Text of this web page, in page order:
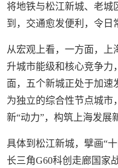
将地铁与松江新城、老城
到，交通愈发便利，令日
从宏观上看，一方面，上
升城市能级和核心竞争力
面，五个新城正处于加速
为独立的综合性节点城市
新“动力”，构筑上海发展
具体到松江新城，擘画“
长三角G60科创走廊国家